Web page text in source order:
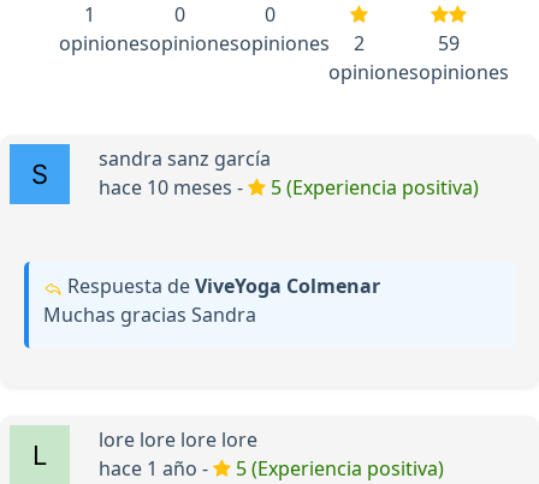
1
opiniones
0
opiniones
0
opiniones
2
opiniones
59
opiniones
sandra sanz garcía
hace 10 meses -
5 (Experiencia positiva)
Respuesta deViveYoga Colmenar
Muchas gracias Sandra
lore lore lore lore
hace 1 año -
5 (Experiencia positiva)